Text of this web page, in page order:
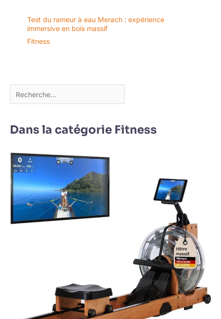
Test du rameur à eau Merach : expérience
immersive en bois massif
Fitness
Dans la catégorie Fitness